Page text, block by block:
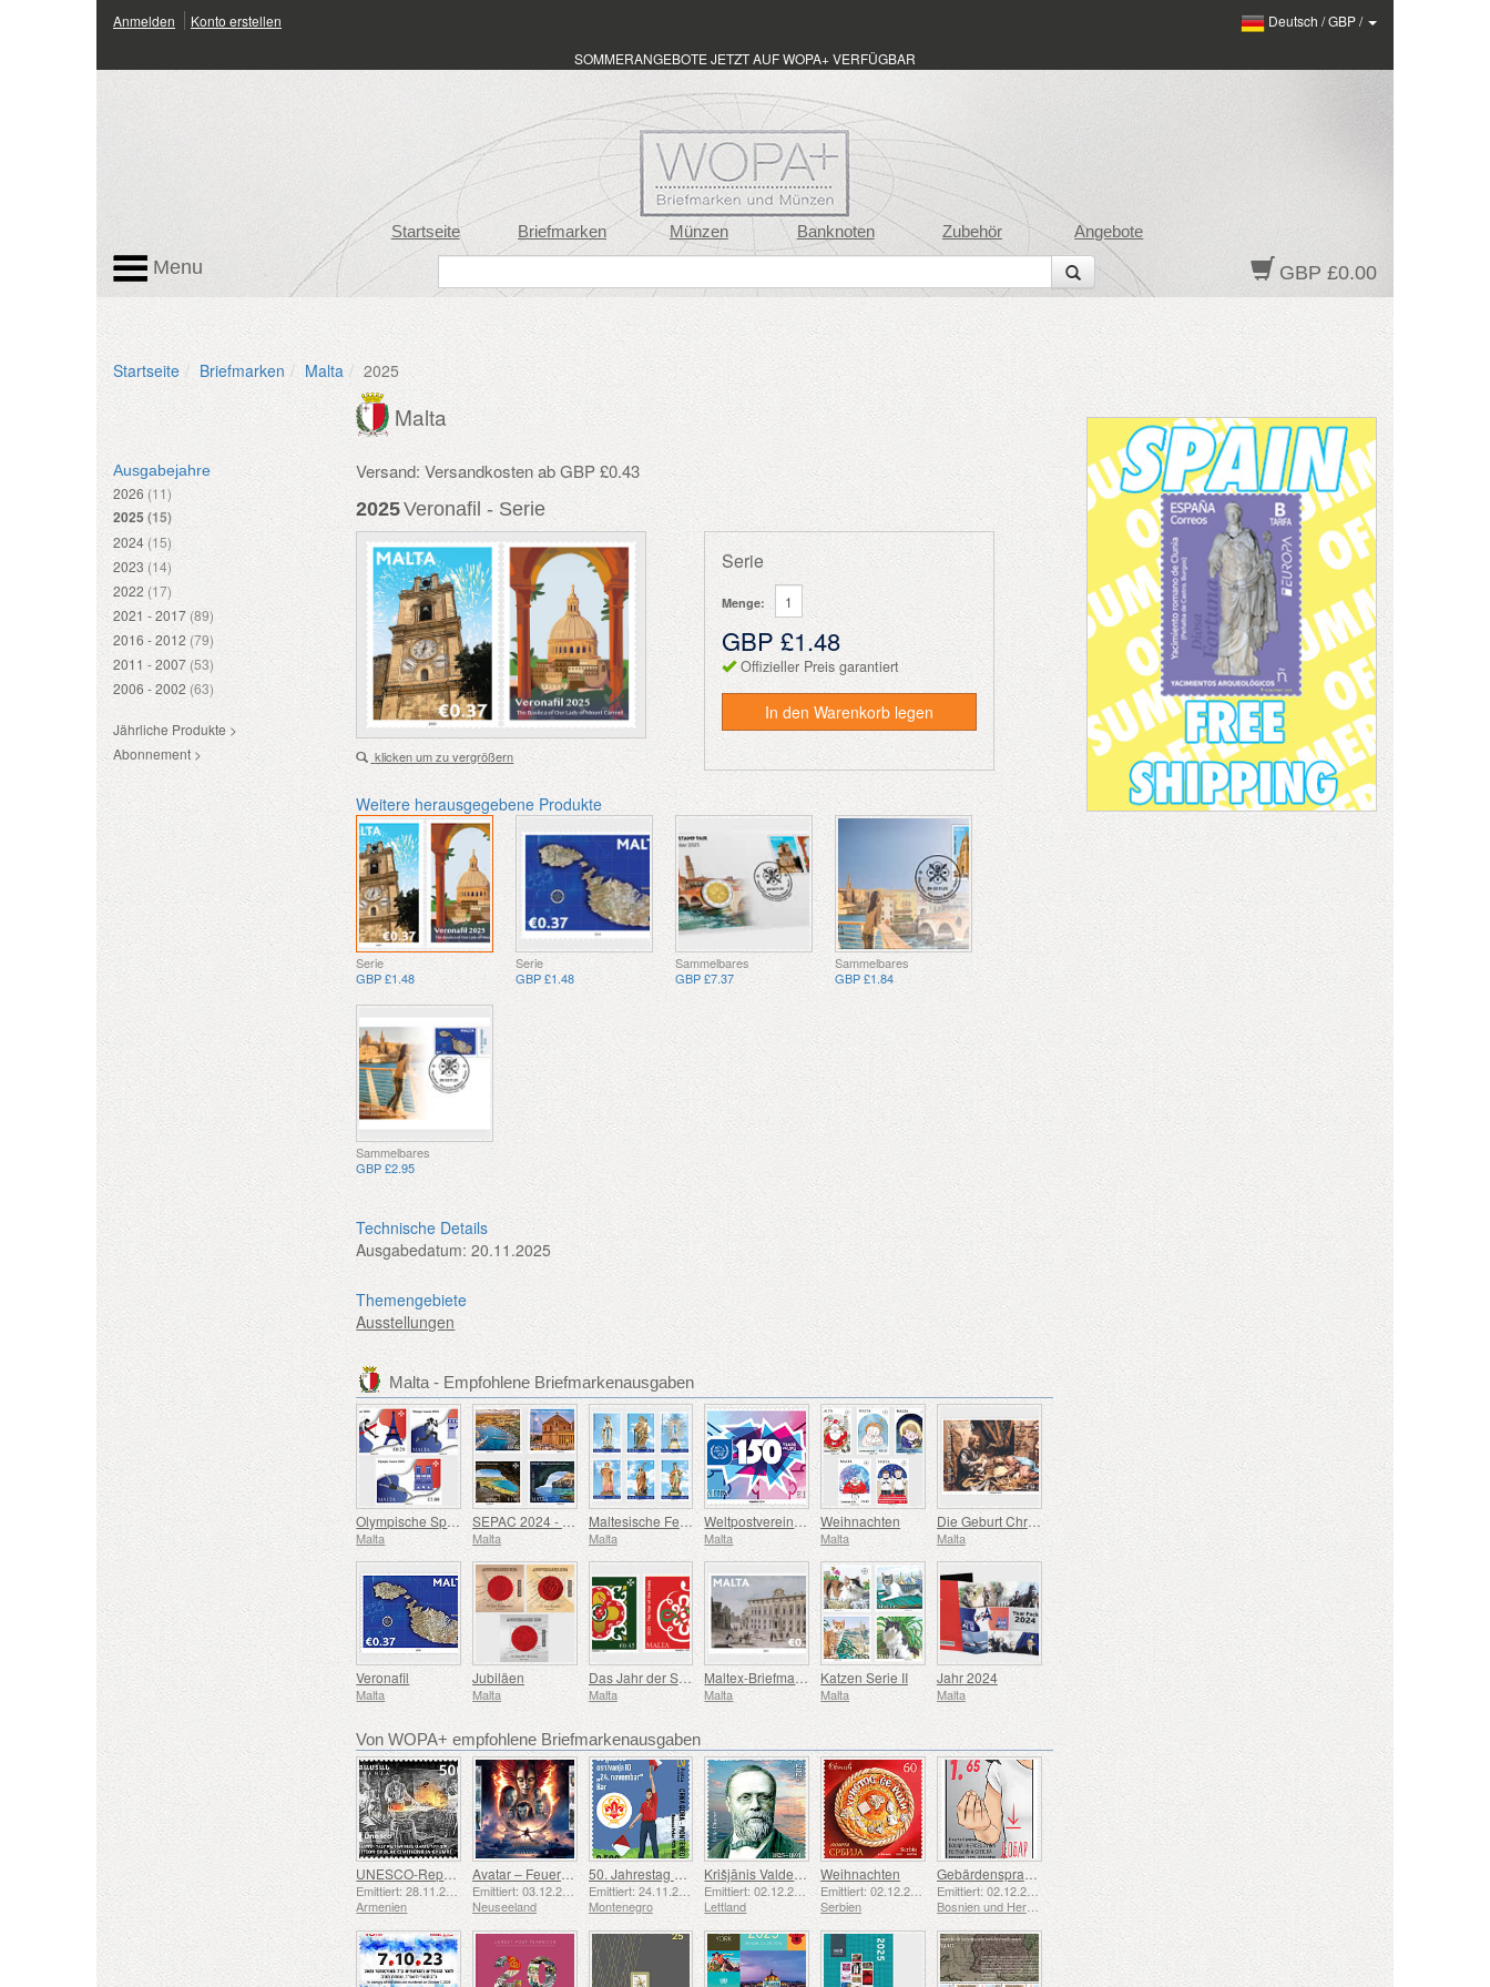
Anmelden Konto erstellen Deutsch /GBP/
SOMMERANGEBOTE JETZT AUF WOPA+ VERFÜGBAR
Startseite Briefmarken Münzen Banknoten Zubehör Angebote
GBP £0.00
Menu
Startseite Briefmarken Malta 2025
Ausgabejahre
2026 (11)
2025(15)
2024 (15)
2023 (14)
2022 (17)
2021 - 2017 (89)
2016 - 2012 (79)
2011 - 2007 (53)
2006 - 2002 (63)
Jährliche Produkte >
Abonnement >
Malta
Versand: Versandkosten ab GBP £0.43
2025Veronafil - Serie
klicken um zu vergrößern
Serie
Menge:
GBP £1.48
Offizieller Preis garantiert
In den Warenkorb legen
Weitere herausgegebene Produkte
Serie
GBP £1.48
Serie
GBP £1.48
Sammelbares
GBP £7.37
Sammelbares
GBP £1.84
Sammelbares
GBP £2.95
Technische Details
Ausgabedatum: 20.11.2025
Themengebiete
Ausstellungen
Malta - Empfohlene Briefmarkenausgaben
Olympische Spiele
Malta
SEPAC 2024 - Haupttouristenattraktionen
Malta
Maltesische Festa - Serie VIII
Malta
Weltpostverein - 150. Jahrestag
Malta
Weihnachten
Malta
Die Geburt Christi
Malta
Veronafil
Malta
Jubiläen
Malta
Das Jahr der Schlange
Malta
Maltex-Briefmarkenausstellung
Malta
Katzen Serie II
Malta
Jahr 2024
Malta
Von WOPA+ empfohlene Briefmarkenausgaben
UNESCO-Repräsentative Liste des Immateriellen Kulturerbes der Menschheit – Schmiedetradition in Gyumri
Armenien
Avatar – Feuer und Asche
Neuseeland
50. Jahrestag der Gründung der Pfadfindergruppe „24. November Bar Scout“
Emittiert: 24.11.2025
Montenegro
Krišjānis Valdemārs
Lettland
Weihnachten
Serbien
Gebärdensprache - Gut
Emittiert: 02.12.2025
Bosnien und Herzegowina - Republik Srpska